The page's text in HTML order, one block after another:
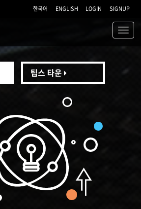
한국어 ENGLISH LOGIN SIGNUP
팁스 타운